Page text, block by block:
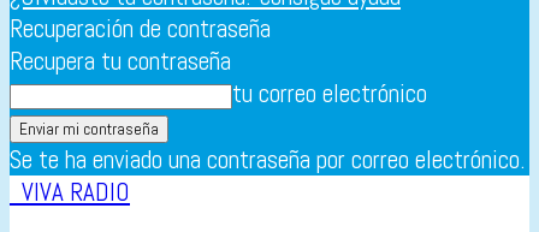
Recuperación de contraseña
Recupera tu contraseña
tu correo electrónico
Se te ha enviado una contraseña por correo electrónico.
VIVA RADIO